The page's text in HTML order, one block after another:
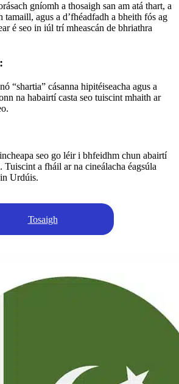
gníomh a thosaigh san am atá thart, a
tamaill, agus a d’fhéadfadh a bheith fós ag
é seo in iúl trí mheascán de bhriathra
“shartia” cásanna hipitéiseacha agus a
na habairtí casta seo tuiscint mhaith ar
seo go léir i bhfeidhm chun abairtí
a fháil ar na cineálacha éagsúla
Urdúis.
Tosaigh